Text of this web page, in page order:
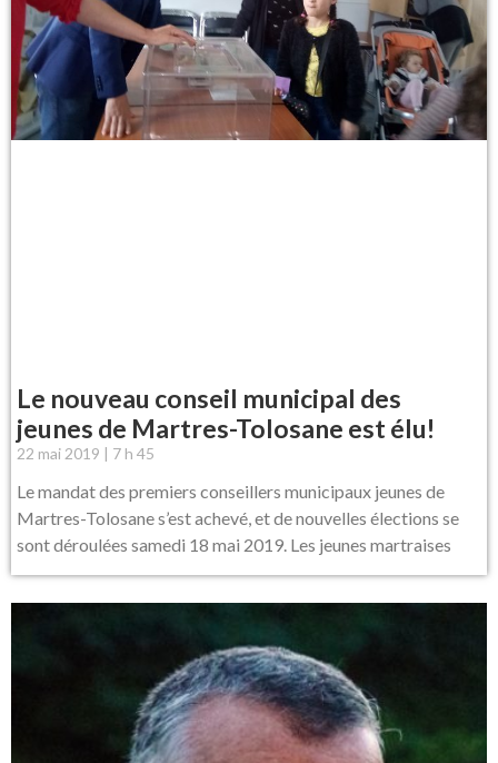
Le nouveau conseil municipal des
jeunes de Martres-Tolosane est élu!
22 mai 2019 7 h 45
Le mandat des premiers conseillers municipaux jeunes de
Martres-Tolosane s’est achevé, et de nouvelles élections se
sont déroulées samedi 18 mai 2019. Les jeunes martraises